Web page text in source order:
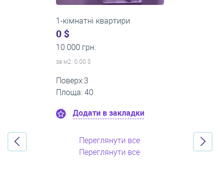
2-кімнатні квартири
0 $
16 000 грн.
за м2: 0.00 $
Поверх:11
Площа: 55
Додати в закладки
Переглянути все
Переглянути все